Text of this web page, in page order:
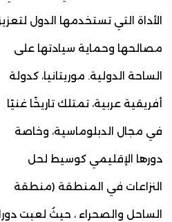
الأداة التي تستخدمها الدول لتعزيز
مصالحها وحماية سيادتها على
الساحة الدولية. موريتانيا، كدولة
أفريقية عربية، تمتلك تاريخًا غنيًا
في مجال الدبلوماسية، وخاصة
دورها الإقليمي كوسيط لحل
النزاعات في المنطقة (منطقة
الساحل والصحراء ، حيثُ لعبت دورا